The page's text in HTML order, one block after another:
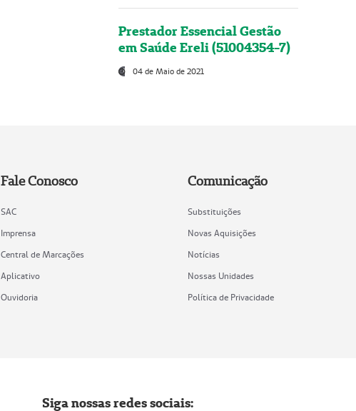
Prestador Essencial Gestão
em Saúde Ereli (51004354-7)
04 de Maio de 2021
Fale Conosco
SAC
Imprensa
Central de Marcações
Aplicativo
Ouvidoria
Comunicação
Substituições
Novas Aquisições
Notícias
Nossas Unidades
Política de Privacidade
Siga nossas redes sociais: